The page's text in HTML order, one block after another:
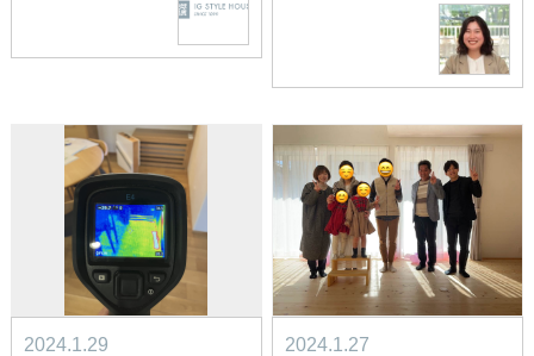
2024.1.29
2024.1.27